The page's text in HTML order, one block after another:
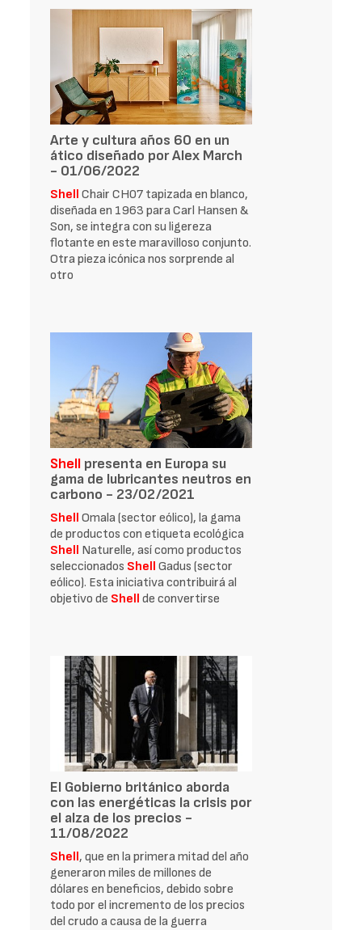
Arte y cultura años 60 en un
ático diseñado por Alex March
- 01/06/2022
Shell Chair CH07 tapizada en blanco,
diseñada en 1963 para Carl Hansen &
Son, se integra con su ligereza
flotante en este maravilloso conjunto.
Otra pieza icónica nos sorprende al
otro
Shell presenta en Europa su
gama de lubricantes neutros en
carbono - 23/02/2021
Shell Omala (sector eólico), la gama
de productos con etiqueta ecológica
Shell Naturelle, así como productos
seleccionados Shell Gadus (sector
eólico). Esta iniciativa contribuirá al
objetivo de Shell de convertirse
El Gobierno británico aborda
con las energéticas la crisis por
el alza de los precios -
11/08/2022
Shell, que en la primera mitad del año
generaron miles de millones de
dólares en beneficios, debido sobre
todo por el incremento de los precios
del crudo a causa de la guerra